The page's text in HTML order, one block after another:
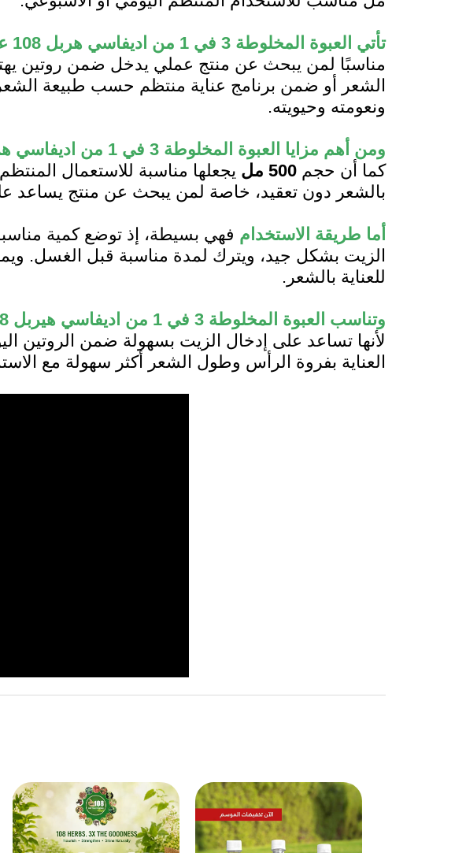
تأتي العبوة المخلوطة 3 في 1 من اديفاسي هربل 108 عشبة
مناسبًا لمن يبحث عن منتج عملي يدخل ضمن روتين
الشعر أو ضمن برنامج عناية منتظم حسب طبيعة
ونعومته وحيويته.
ومن أهم مزايا العبوة المخلوطة 3 في 1 من اديفاسي هربل 108 عشبة
كما أن حجم 500 مل
يجعلها مناسبة للاستعمال
بالشعر دون تعقيد، خاصة لمن يبحث عن منتج يساعد
أما طريقة الاستخدام فهي بسيطة، إذ توضع كمية
الزيت بشكل جيد، ويترك لمدة مناسبة قبل الغسل.
للعناية بالشعر.
وتناسب العبوة المخلوطة 3 في 1 من اديفاسي هيربل 108 عشبة بحجم 500 مل
لأنها تساعد على إدخال الزيت بسهولة ضمن الروتين
العناية بفروة الرأس وطول الشعر أكثر سهولة مع